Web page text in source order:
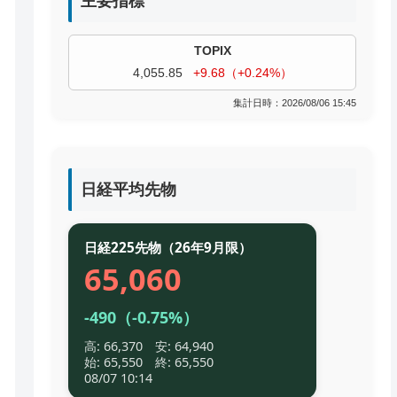
TOPIX
4,055.85
+9.68（+0.24%）
集計日時：2026/08/06 15:45
日経平均先物
日経225先物（26年9月限）
65,060
-490（-0.75%）
高: 66,370 安: 64,940
始: 65,550 終: 65,550
08/07 10:14